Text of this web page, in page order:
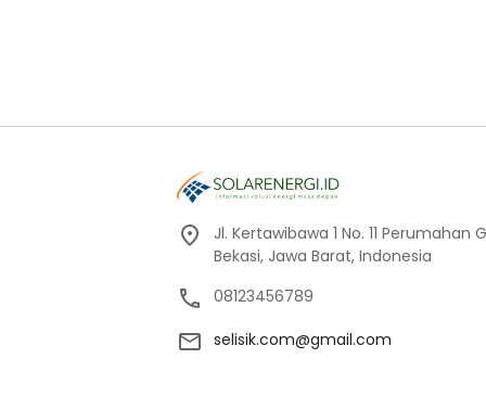
Jl. Kertawibawa 1 No. 11 Perumahan
Bekasi, Jawa Barat, Indonesia
08123456789
selisik.com@gmail.com